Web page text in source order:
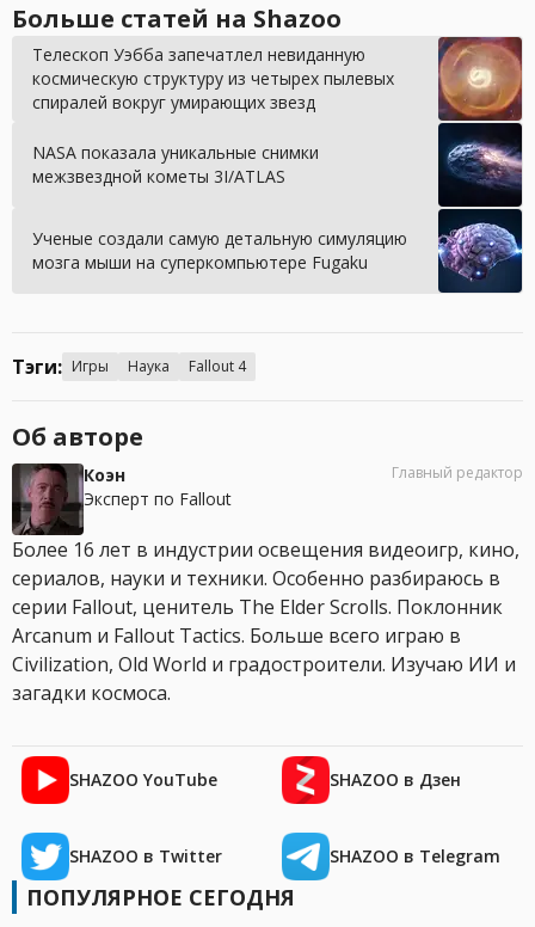
Больше статей на Shazoo
Телескоп Уэбба запечатлел невиданную
космическую структуру из четырех пылевых
спиралей вокруг умирающих звезд
NASA показала уникальные снимки
межзвездной кометы 3I/ATLAS
Ученые создали самую детальную симуляцию
мозга мыши на суперкомпьютере Fugaku
Тэги: Игры Наука Fallout 4
Об авторе
Коэн
Эксперт по Fallout
Главный редактор
Более 16 лет в индустрии освещения видеоигр, кино,
сериалов, науки и техники. Особенно разбираюсь в
серии Fallout, ценитель The Elder Scrolls. Поклонник
Arcanum и Fallout Tactics. Больше всего играю в
Civilization, Old World и градостроители. Изучаю ИИ и
загадки космоса.
SHAZOO YouTube SHAZOO в Дзен
SHAZOO в Twitter SHAZOO в Telegram
ПОПУЛЯРНОЕ СЕГОДНЯ